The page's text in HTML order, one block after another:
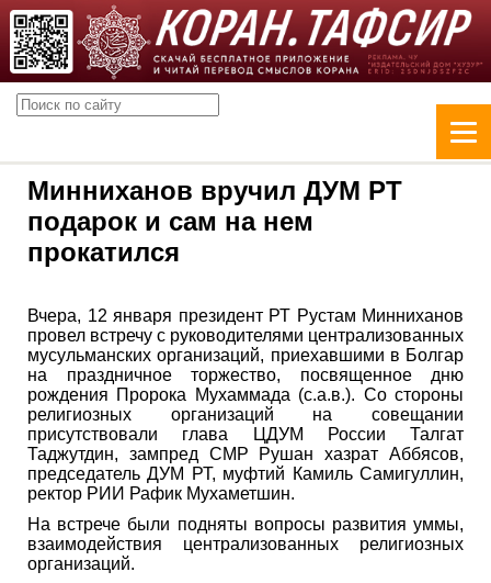
Минниханов вручил ДУМ РТ
подарок и сам на нем
прокатился
Вчера, 12 января президент РТ Рустам Минниханов
провел встречу с руководителями централизованных
мусульманских организаций, приехавшими в Болгар
на праздничное торжество, посвященное дню
рождения Пророка Мухаммада (с.а.в.). Со стороны
религиозных организаций на совещании
присутствовали глава ЦДУМ России Талгат
Таджутдин, зампред СМР Рушан хазрат Аббясов,
председатель ДУМ РТ, муфтий Камиль Самигуллин,
ректор РИИ Рафик Мухаметшин.
На встрече были подняты вопросы развития уммы,
взаимодействия централизованных религиозных
организаций.